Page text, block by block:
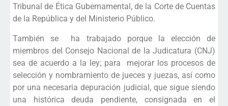
Tribunal de Ética Gubernamental, de la Corte de Cuentas
de la República y del Ministerio Público.
También se ha trabajado porque la elección de
miembros del Consejo Nacional de la Judicatura (CNJ)
sea de acuerdo a la ley; para mejorar los procesos de
selección y nombramiento de jueces y juezas, así como
por una necesaria depuración judicial, que sigue siendo
una histórica deuda pendiente, consignada en el